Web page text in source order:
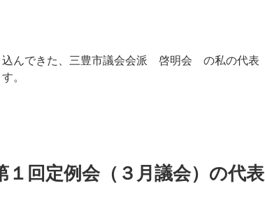
込んできた、三豊市議会会派 啓明会 の私の代表
。
１回定例会（３月議会）の代表